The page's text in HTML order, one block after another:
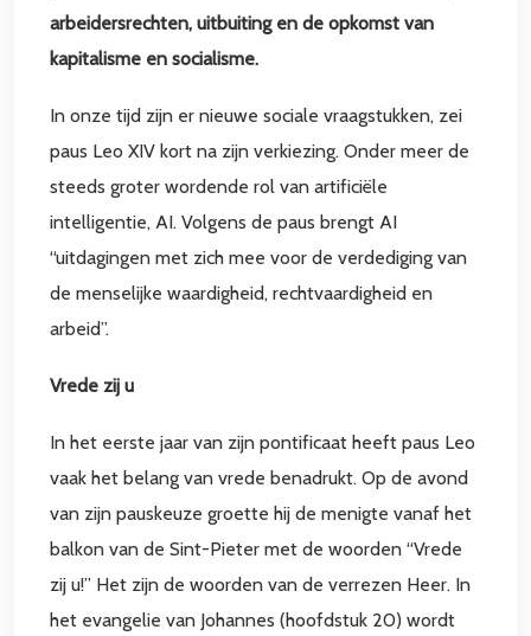
arbeidersrechten, uitbuiting en de opkomst van
kapitalisme en socialisme.
In onze tijd zijn er nieuwe sociale vraagstukken, zei
paus Leo XIV kort na zijn verkiezing. Onder meer de
steeds groter wordende rol van artificiële
intelligentie, AI. Volgens de paus brengt AI
“uitdagingen met zich mee voor de verdediging van
de menselijke waardigheid, rechtvaardigheid en
arbeid”.
Vrede zij u
In het eerste jaar van zijn pontificaat heeft paus Leo
vaak het belang van vrede benadrukt. Op de avond
van zijn pauskeuze groette hij de menigte vanaf het
balkon van de Sint-Pieter met de woorden “Vrede
zij u!” Het zijn de woorden van de verrezen Heer. In
het evangelie van Johannes (hoofdstuk 20) wordt